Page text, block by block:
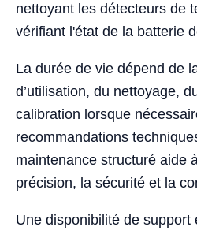
nettoyant les détecteurs de
vérifiant l'état de la batterie
La durée de vie dépend de
d’utilisation, du nettoyage,
calibration lorsque
recommandations
maintenance structuré aide
précision, la sécurité et la
Une disponibilité de support